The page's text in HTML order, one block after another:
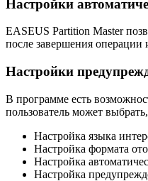
Настройки
EASEUS Partition Master
после завершения
Настройки
В программе есть
пользователь может
Настройка языка
Настройка формата
Настройка
Настройка